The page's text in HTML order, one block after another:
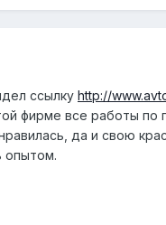
ссылку http://
фирме все работы по
да и свою
опытом.